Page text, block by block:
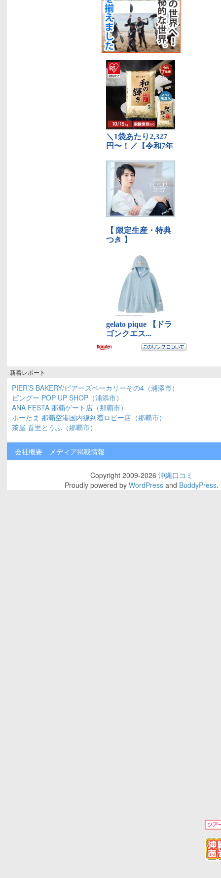
新着レポート
PIER’S BAKERY/ピアーズベーカリーその4（浦添市）
ピングー POP UP SHOP（浦添市）
ANA FESTA 那覇ゲート店（那覇市）
ポーたま 那覇空港国内線到着ロビー店（那覇市）
茶屋 首里とうふ（那覇市）
会社概要 メディア掲載情報
Copyright 2009-2026 沖縄口コミ
Proudly powered by WordPressand BuddyPress.